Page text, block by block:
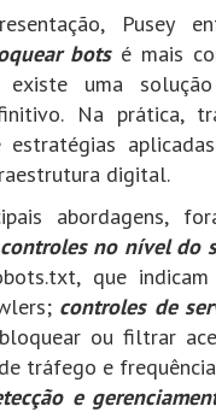
Pusey
botsé mais
existe uma
Na prática,
estratégias
digital.
abordagens,
controles no nível do
que indicam
controles de
ou filtrar
tráfego e
e